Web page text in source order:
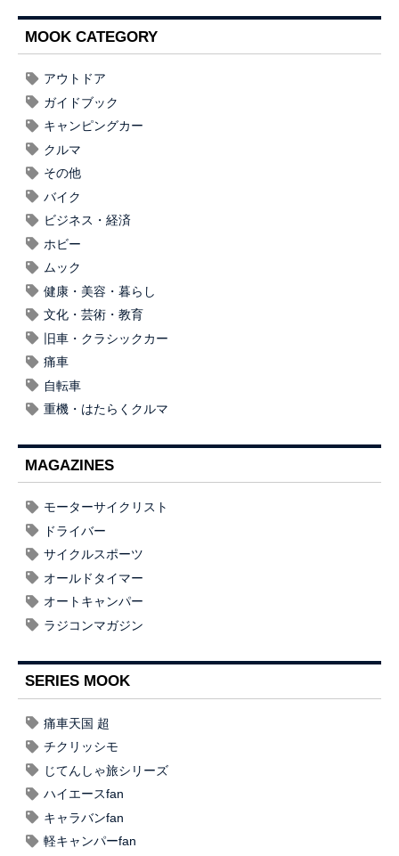
MOOK CATEGORY
アウトドア
ガイドブック
キャンピングカー
クルマ
その他
バイク
ビジネス・経済
ホビー
ムック
健康・美容・暮らし
文化・芸術・教育
旧車・クラシックカー
痛車
自転車
重機・はたらくクルマ
MAGAZINES
モーターサイクリスト
ドライバー
サイクルスポーツ
オールドタイマー
オートキャンパー
ラジコンマガジン
SERIES MOOK
痛車天国 超
チクリッシモ
じてんしゃ旅シリーズ
ハイエースfan
キャラバンfan
軽キャンパーfan